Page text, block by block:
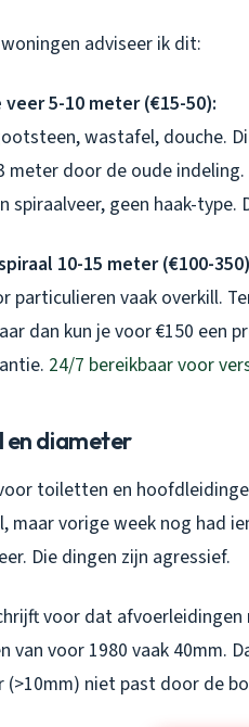
adviseer ik dit:
5-10 meter (€15-50):
wastafel, douche.
meter door de oude
spiraalveer, geen haak-
10-15 meter (€100-
particulieren vaak overkill.
dan kun je voor €150 een
24/7 bereikbaar voor
diameter
toiletten en
maar vorige week nog had
Die dingen zijn agressief.
voor dat
van voor 1980 vaak 40mm.
(>10mm) niet past door de